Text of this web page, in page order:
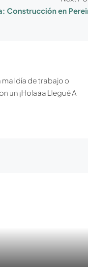
Construcción en
día de trabajo o
un ¡Holaaa Llegué A